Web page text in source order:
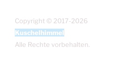
Copyright © 2017-2026
Kuschelhimmel
Alle Rechte vorbehalten.